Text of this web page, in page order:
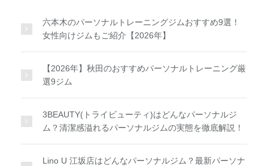
六本木のパーソナルトレーニングジムおすすめ9選！
女性向けジムもご紹介【2026年】
【2026年】秋田のおすすめパーソナルトレーニング厳
選9ジム
3BEAUTY(トライビューティ)はどんなパーソナルジ
ム？清潔感溢れるパーソナルジムの実態を徹底解説！
Lino U 江坂店はどんなパーソナルジム？最新パーソナ